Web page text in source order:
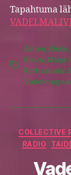
Tapahtuma
Tags
Alinen, Elske,
Klava, Maija
Rattlesnake
COLLECTIVE
RADIO